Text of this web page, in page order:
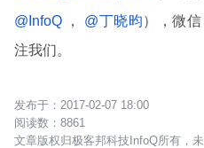
@InfoQ
， @丁晓昀），微信
注我们。
2017-02-07 18:00
8861
文章版权归极客邦科技InfoQ所有，未